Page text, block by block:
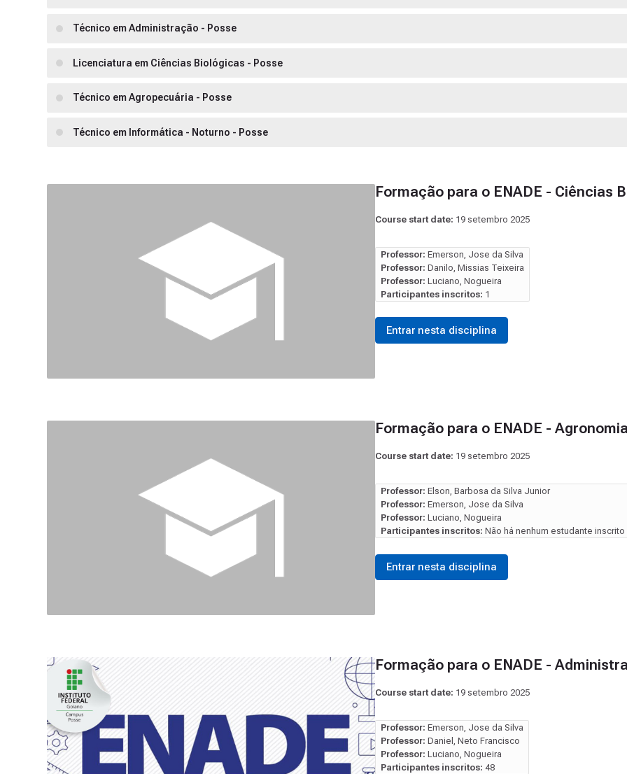
Técnico em Administração - Posse
Licenciatura em Ciências Biológicas - Posse
Técnico em Agropecuária - Posse
Técnico em Informática - Noturno - Posse
Formação para o ENADE - Ciências
Course start date: 19 setembro 2025
Professor: Emerson, Jose da Silva
Professor: Danilo, Missias Teixeira
Professor: Luciano, Nogueira
Participantes inscritos: 1
Entrar nesta disciplina
Formação para o ENADE -
Course start date: 19 setembro 2025
Professor: Elson, Barbosa da Silva Junior
Professor: Emerson, Jose da Silva
Professor: Luciano, Nogueira
Participantes inscritos: Não há nenhum estudante
Entrar nesta disciplina
Formação para o ENADE -
Course start date: 19 setembro 2025
Professor: Emerson, Jose da Silva
Professor: Daniel, Neto Francisco
Professor: Luciano, Nogueira
Participantes inscritos: 48